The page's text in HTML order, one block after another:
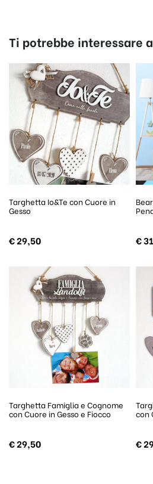
Ti potrebbe interessare
Targhetta Io&Te con Cuore in
Gesso
€29,50 €
Targhetta Famiglia e Cognome
con Cuore in Gesso e Fiocco
€29,50
con
€